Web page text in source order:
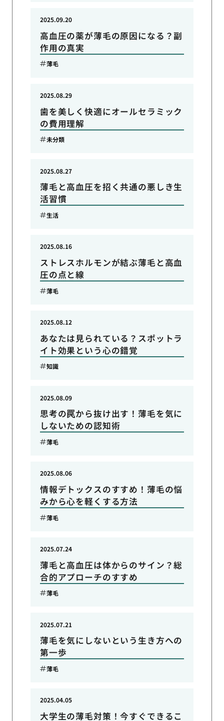
高血圧の薬が薄毛の原因になる？副
作用の真実
2025.09.20
薄毛
歯を美しく快適にオールセラミック
の費用理解
2025.08.29
未分類
薄毛と高血圧を招く共通の悪しき生
活習慣
2025.08.27
生活
ストレスホルモンが結ぶ薄毛と高血
圧の点と線
2025.08.16
薄毛
あなたは見られている？スポットラ
イト効果という心の錯覚
2025.08.12
知識
思考の罠から抜け出す！薄毛を気に
しないための認知術
2025.08.09
薄毛
情報デトックスのすすめ！薄毛の悩
みから心を軽くする方法
2025.08.06
薄毛
薄毛と高血圧は体からのサイン？総
合的アプローチのすすめ
2025.07.24
薄毛
薄毛を気にしないという生き方への
第一歩
2025.07.21
薄毛
大学生の薄毛対策！今すぐできるこ
2025.04.05